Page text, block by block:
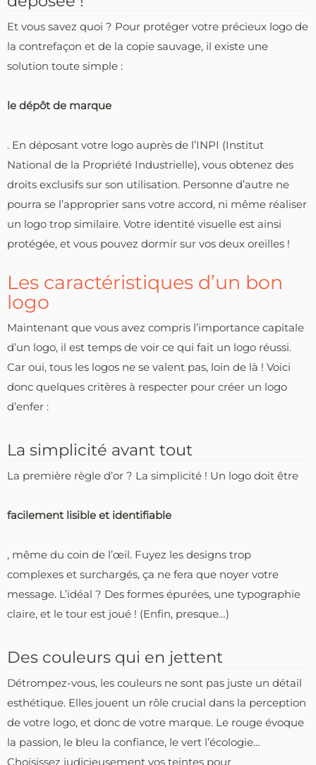
Et vous savez quoi ? Pour protéger votre précieux logo de
la contrefaçon et de la copie sauvage, il existe une
solution toute simple :
le dépôt de marque
. En déposant votre logo auprès de l’INPI (Institut
National de la Propriété Industrielle), vous obtenez des
droits exclusifs sur son utilisation. Personne d’autre ne
pourra se l’approprier sans votre accord, ni même réaliser
un logo trop similaire. Votre identité visuelle est ainsi
protégée, et vous pouvez dormir sur vos deux oreilles !
Les caractéristiques d’un bon
logo
Maintenant que vous avez compris l’importance capitale
d’un logo, il est temps de voir ce qui fait un logo réussi.
Car oui, tous les logos ne se valent pas, loin de là ! Voici
donc quelques critères à respecter pour créer un logo
d’enfer :
La simplicité avant tout
La première règle d’or ? La simplicité ! Un logo doit être
facilement lisible et identifiable
, même du coin de l’œil. Fuyez les designs trop
complexes et surchargés, ça ne fera que noyer votre
message. L’idéal ? Des formes épurées, une typographie
claire, et le tour est joué ! (Enfin, presque…)
Des couleurs qui en jettent
Détrompez-vous, les couleurs ne sont pas juste un détail
esthétique. Elles jouent un rôle crucial dans la perception
de votre logo, et donc de votre marque. Le rouge évoque
la passion, le bleu la confiance, le vert l’écologie…
Choisissez judicieusement vos teintes pour